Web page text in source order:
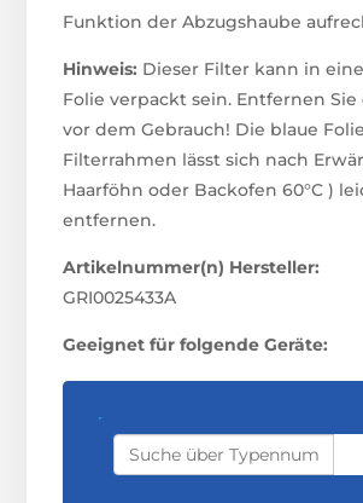
Funktion der Abzugshaube
Hinweis: Dieser Filter kann in
Folie verpackt sein. Entfernen Sie
vor dem Gebrauch! Die blaue
Filterrahmen lässt sich nach
Haarföhn oder Backofen 60°C )
entfernen.
Artikelnummer(n) Hersteller:
GRI0025433A
Geeignet für folgende Geräte:
S
A